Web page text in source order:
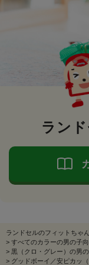
ラン
ランドセルのフィットちゃん
> すべてのカラーの男の子
> 黒（クロ・グレー）の男
> グッドボーイ／安ピカッ